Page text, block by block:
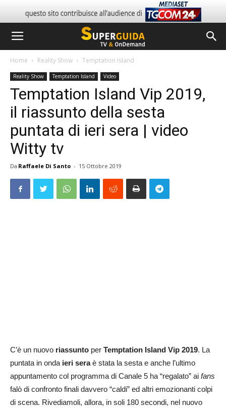
Home Reality Show Temptation Island
Reality Show Temptation Island Video
Temptation Island Vip 2019,
il riassunto della sesta
puntata di ieri sera | video
Witty tv
Da Raffaele Di Santo - 15 Ottobre 2019
C’è un nuovo riassunto per Temptation Island Vip 2019. La
puntata in ondaieri seraè stata la sesta e anche l’ultimo
appuntamento col programma di Canale 5 ha “regalato” ai fans
falò di confronto finali davvero “caldi” ed altri emozionanti colpi
di scena. Rivediamoli, allora, in soli 180 secondi, nel nuovo